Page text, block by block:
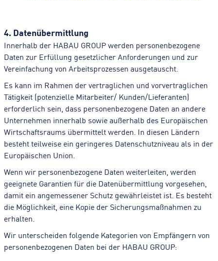
4. Datenübermittlung
Innerhalb der HABAU GROUP werden personenbezogene
Daten zur Erfüllung gesetzlicher Anforderungen und zur
Vereinfachung von Arbeitsprozessen ausgetauscht.
Es kann im Rahmen der vertraglichen und vorvertraglichen
Tätigkeit (potenzielle Mitarbeiter/ Kunden/Lieferanten)
erforderlich sein, dass personenbezogene Daten an andere
Unternehmen innerhalb sowie außerhalb des Europäischen
Wirtschaftsraums übermittelt werden. In diesen Ländern
besteht teilweise ein geringeres Datenschutzniveau als in der
Europäischen Union.
Wenn wir personenbezogene Daten weiterleiten, werden
geeignete Garantien für die Datenübermittlung vorgesehen,
damit ein angemessener Schutz gewährleistet ist. Es besteht
die Möglichkeit, eine Kopie der Sicherungsmaßnahmen zu
erhalten.
Wir unterscheiden folgende Kategorien von Empfängern von
personenbezogenen Daten bei der HABAU GROUP: